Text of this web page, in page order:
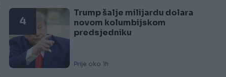
4
Trump šalje milijardu dolara
novom kolumbijskom
predsjedniku
Prije oko 1h